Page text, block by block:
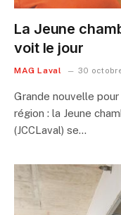
La Jeune
voit le jour
MAG Laval 30
Grande nouvelle
région : la Jeune
(JCCLaval) se…